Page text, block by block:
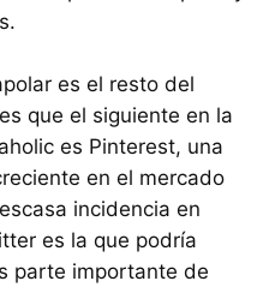
es el resto del
que el siguiente en la
es Pinterest, una
en el mercado
incidencia en
es la que podría
parte importante de